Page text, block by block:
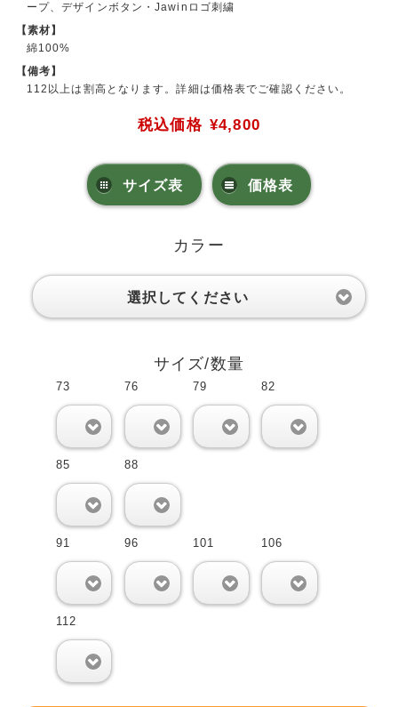
ープ、デザインボタン・Jawinロゴ刺繍
【素材】
綿100%
【備考】
112以上は割高となります。詳細は価格表でご確認ください。
税込価格 ¥4,800
サイズ表 価格表
カラー
選択してください
サイズ/数量
73 76 79 82
85 88
91 96 101 106
112